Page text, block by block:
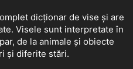
dicționar de vise și are
Visele sunt interpretate în
de la animale și obiecte
și diferite stări.